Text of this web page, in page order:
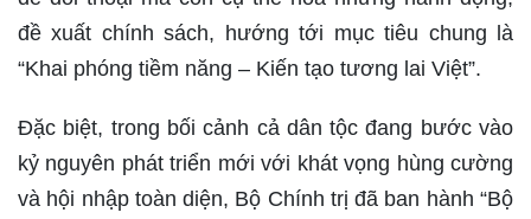
đề xuất chính sách, hướng tới mục tiêu chung là
“Khai phóng tiềm năng – Kiến tạo tương lai Việt”.
Đặc biệt, trong bối cảnh cả dân tộc đang bước vào
kỷ nguyên phát triển mới với khát vọng hùng cường
và hội nhập toàn diện, Bộ Chính trị đã ban hành “Bộ